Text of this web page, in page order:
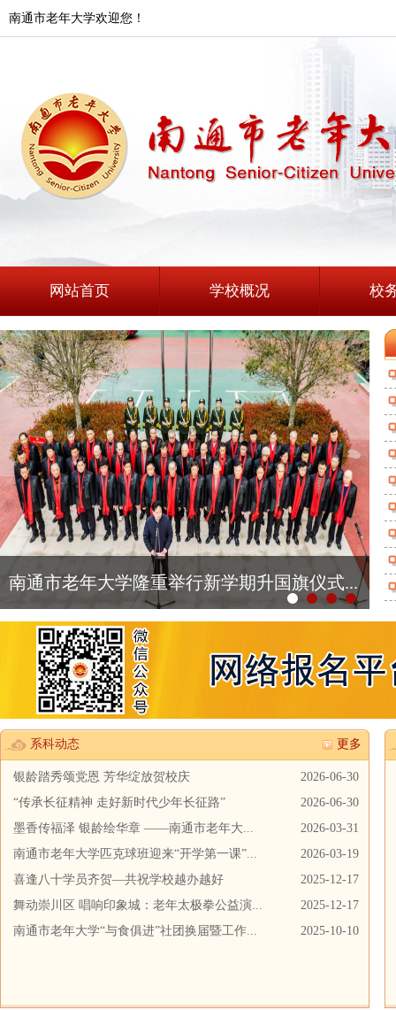
南通市老年大学欢迎您！
网站首页 学校概况 校
南通市老年大学赴沪浙三地标杆院校考察交
系科动态 更多
银龄踏秀颂党恩 芳华绽放贺校庆
2026-06-30
“传承长征精神 走好新时代少年长征路”
2026-06-30
墨香传福泽 银龄绘华章 ——南通市老年大...
2026-03-31
南通市老年大学匹克球班迎来“开学第一课”...
2026-03-19
喜逢八十学员齐贺—共祝学校越办越好
2025-12-17
舞动崇川区 唱响印象城：老年太极拳公益演...
2025-12-17
南通市老年大学“与食俱进”社团换届暨工作...
2025-10-10